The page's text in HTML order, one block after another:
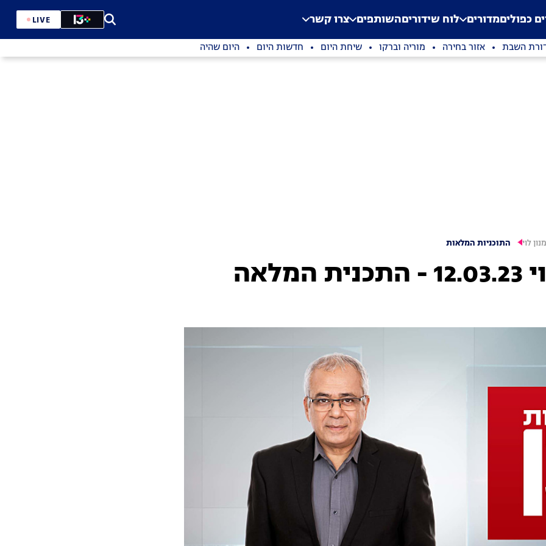
Application error: a
. כפוליםמדורים לוח שידוריםהשותפים צרו קשר LIVE
השבת אזור בחירה מוריה וברקו שיחת היום חדשות היום היום שהיה
לוי התוכניות המלאות